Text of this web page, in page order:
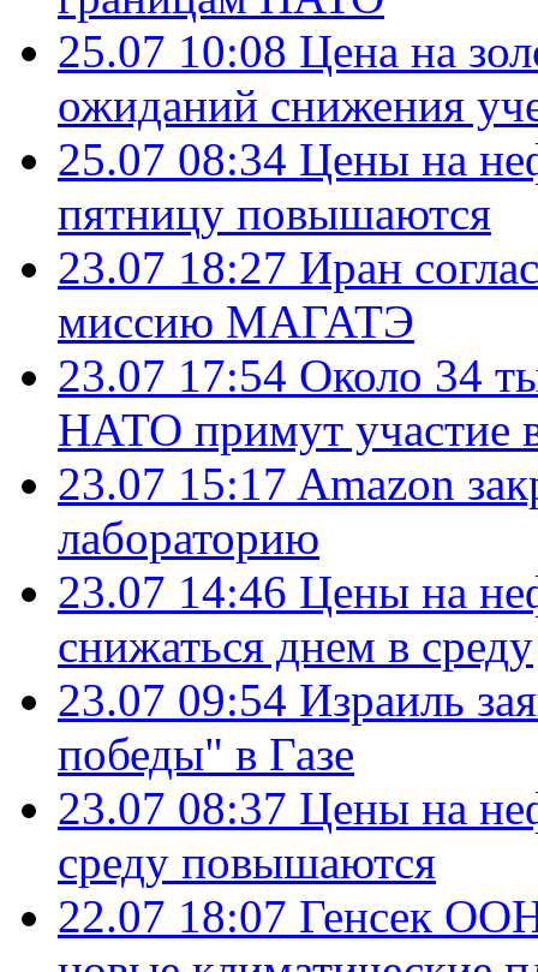
25.07 10:08 Цена на
ожиданий снижения
25.07 08:34 Цены на
пятницу повышаются
23.07 18:27 Иран
миссию МАГАТЭ
23.07 17:54 Около 34
НАТО примут участие
23.07 15:17 Amazon
лабораторию
23.07 14:46 Цены на
снижаться днем в среду
23.07 09:54 Израиль
победы" в Газе
23.07 08:37 Цены на
среду повышаются
22.07 18:07 Генсек ООН